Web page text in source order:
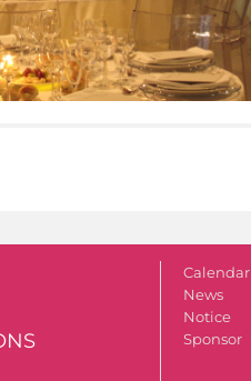
Calendar
News
Notice
Sponsor